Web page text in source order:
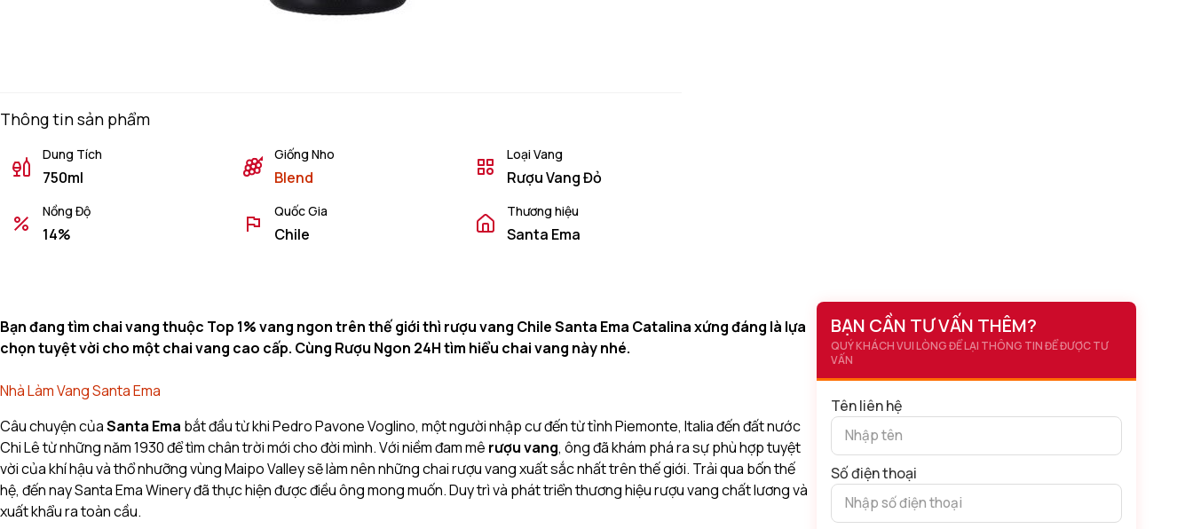
Thông tin sản phẩm
Dung Tích
750ml
Giống Nho
Blend
Loại Vang
Rượu Vang Đỏ
Nồng Độ
14%
Quốc Gia
Chile
Thương hiệu
Santa Ema
Bạn đang tìm chai vang thuộc Top 1% vang ngon trên thế giới thì rượu vang Chile Santa Ema Catalina xứng đáng là lựa
chọn tuyệt vời cho một chai vang cao cấp. Cùng Rượu Ngon 24H tìm hiểu chai vang này nhé.
Nhà Làm Vang Santa Ema
Câu chuyện củaSanta Ema bắt đầu từ khi Pedro Pavone Voglino, một người nhập cư đến từ tỉnh Piemonte, Italia đến đất nước
Chi Lê từ những năm 1930 để tìm chân trời mới cho đời mình. Với niềm đam mê rượu vang, ông đã khám phá ra sự phù hợp tuyệt
vời của khí hậu và thổ nhưỡng vùng Maipo Valley sẽ làm nên những chai rượu vang xuất sắc nhất trên thế giới. Trải qua bốn thế
hệ, đến nay Santa Ema Winery đã thực hiện được điều ông mong muốn. Duy trì và phát triển thương hiệu rượu vang chất lương và
xuất khẩu ra toàn cầu.
BẠN CẦN TƯ VẤN THÊM?
QUÝ KHÁCH VUI LÒNG ĐỂ LẠI THÔNG TIN ĐỂ ĐƯỢC TƯ
VẤN
Tên liên hệ
Số điện thoại